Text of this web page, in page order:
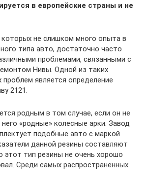
в европейские страны и не
не слишком много опыта в
типа авто, достаточно часто
проблемами, связанными с
Нивы. Одной из таких
проблем является определение
2121.
родным в том случае, если он не
«родные» колесные арки. Завод
подобные авто с маркой
данной резины составляют
этот тип резины не очень хорошо
Среди самых распространенных